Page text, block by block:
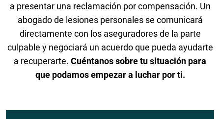
a presentar una reclamación por compensación. Un
abogado de lesiones personales se comunicará
directamente con los aseguradores de la parte
culpable y negociará un acuerdo que pueda ayudarte
a recuperarte. Cuéntanos sobre tu situación para
que podamos empezar a luchar por ti.